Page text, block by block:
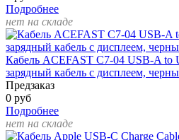
Подробнее
нет на складе
Кабель ACEFAST C7-04 USB-A to
зарядный кабель с дисплеем,
Предзаказ
0 руб
Подробнее
нет на складе